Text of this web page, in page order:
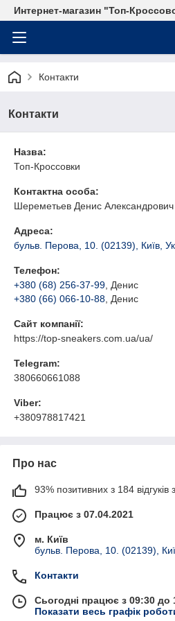
Интернет-магазин "Топ-
Контакти
Контакти
Назва:
Топ-Кроссовки
Контактна особа:
Шереметьев Денис Александрович
Адреса:
бульв. Перова, 10. (02139), Київ,
Телефон:
+380 (68) 256-37-99 , Денис
+380 (66) 066-10-88 , Денис
Сайт компанії:
https://top-sneakers.com.ua/ua/
Telegram:
380660661088
Viber:
+380978817421
Про нас
93% позитивних з 184 відгуків
Працює з 07.04.2021
м. Київ
бульв. Перова, 10. (02139),
Контакти
Сьогодні працює з 09:30 до
Показати весь графік